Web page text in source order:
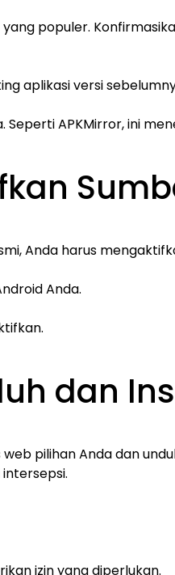
populer.
aplikasi versi
Seperti APKMirror, ini
Anda harus
Anda.
dan
web pilihan Anda dan
izin yang diperlukan.